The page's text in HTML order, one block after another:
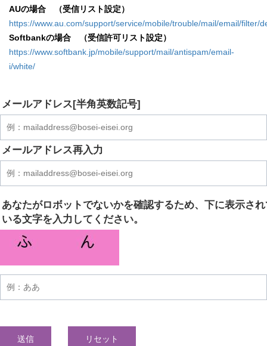
AUの場合 （受信リスト設定）
https://www.au.com/support/service/mobile/trouble/mail/email/filter/
Softbankの場合 （受信許可リスト設定）
https://www.softbank.jp/mobile/support/mail/antispam/email-
i/white/
メールアドレス[半角英数記号]
メールアドレス再入力
あなたがロボットでないかを確認するため、下に表示さ
いる文字を入力してください。